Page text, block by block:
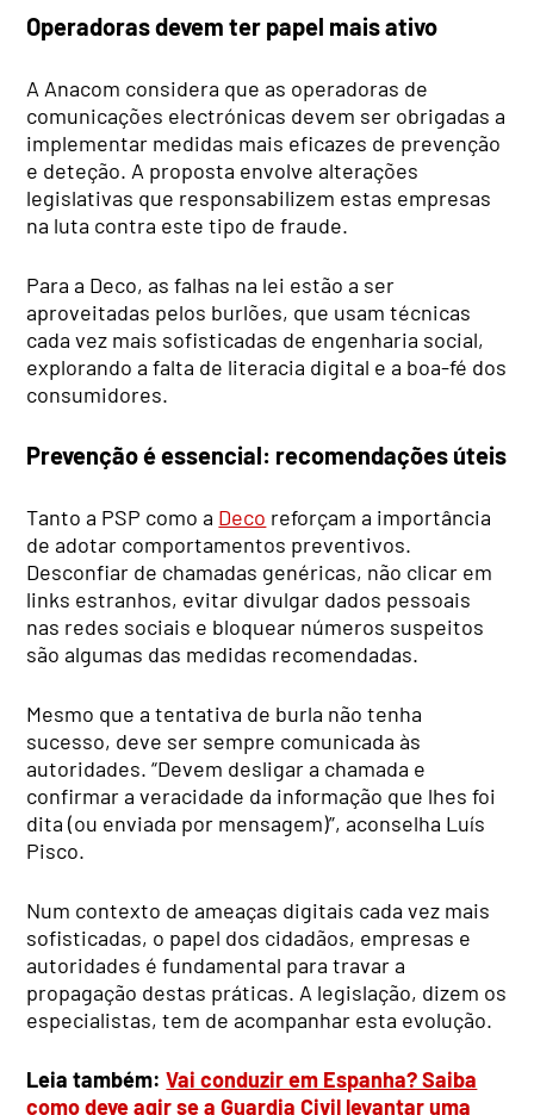
Operadoras devem ter papel mais ativo
A Anacom considera que as operadoras de
comunicações electrónicas devem ser obrigadas a
implementar medidas mais eficazes de prevenção
e deteção. A proposta envolve alterações
legislativas que responsabilizem estas empresas
na luta contra este tipo de fraude.
Para a Deco, as falhas na lei estão a ser
aproveitadas pelos burlões, que usam técnicas
cada vez mais sofisticadas de engenharia social,
explorando a falta de literacia digital e a boa-fé dos
consumidores.
Prevenção é essencial: recomendações úteis
Tanto a PSP como a Deco reforçam a importância
de adotar comportamentos preventivos.
Desconfiar de chamadas genéricas, não clicar em
links estranhos, evitar divulgar dados pessoais
nas redes sociais e bloquear números suspeitos
são algumas das medidas recomendadas.
Mesmo que a tentativa de burla não tenha
sucesso, deve ser sempre comunicada às
autoridades. “Devem desligar a chamada e
confirmar a veracidade da informação que lhes foi
dita (ou enviada por mensagem)”, aconselha Luís
Pisco.
Num contexto de ameaças digitais cada vez mais
sofisticadas, o papel dos cidadãos, empresas e
autoridades é fundamental para travar a
propagação destas práticas. A legislação, dizem os
especialistas, tem de acompanhar esta evolução.
Leia também:Vai conduzir em Espanha? Saiba
como deve agir se a Guardia Civil levantar uma